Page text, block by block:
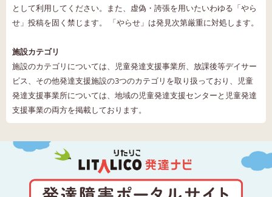
として利用してください。また、虚偽・誇張を用いたいわゆる「やら
せ」投稿を固く禁じます。 「やらせ」は発見次第厳重に対処します。
施設カテゴリ
施設のカテゴリについては、児童発達支援事業所、放課後等デイサー
ビス、その他発達支援施設の3つのカテゴリを取り扱っており、児童
発達支援事業所については、地域の児童発達支援センターと児童発達
支援事業の両方を掲載しております。